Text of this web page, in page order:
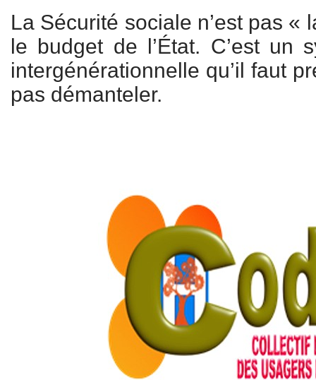
La Sécurité sociale n’est pas «
le budget de l’État. C’est un
intergénérationnelle qu’il faut
pas démanteler.